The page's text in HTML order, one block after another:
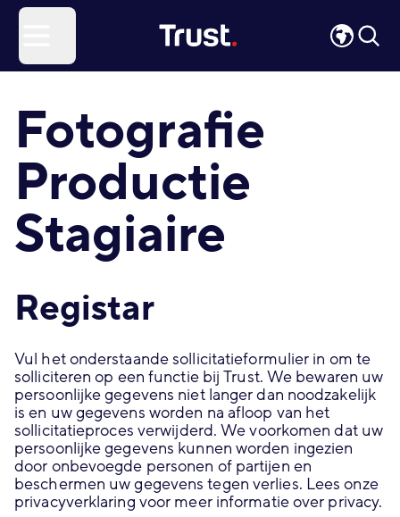
Fotografie
Productie
Stagiaire
Registar
Vul het onderstaande sollicitatieformulier in om te
solliciteren op een functie bij Trust. We bewaren uw
persoonlijke gegevens niet langer dan noodzakelijk
is en uw gegevens worden na afloop van het
sollicitatieproces verwijderd. We voorkomen dat uw
persoonlijke gegevens kunnen worden ingezien
door onbevoegde personen of partijen en
beschermen uw gegevens tegen verlies. Lees onze
privacyverklaring voor meer informatie over privacy.